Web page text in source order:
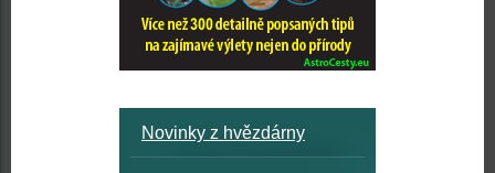
Novinky z hvězdárny